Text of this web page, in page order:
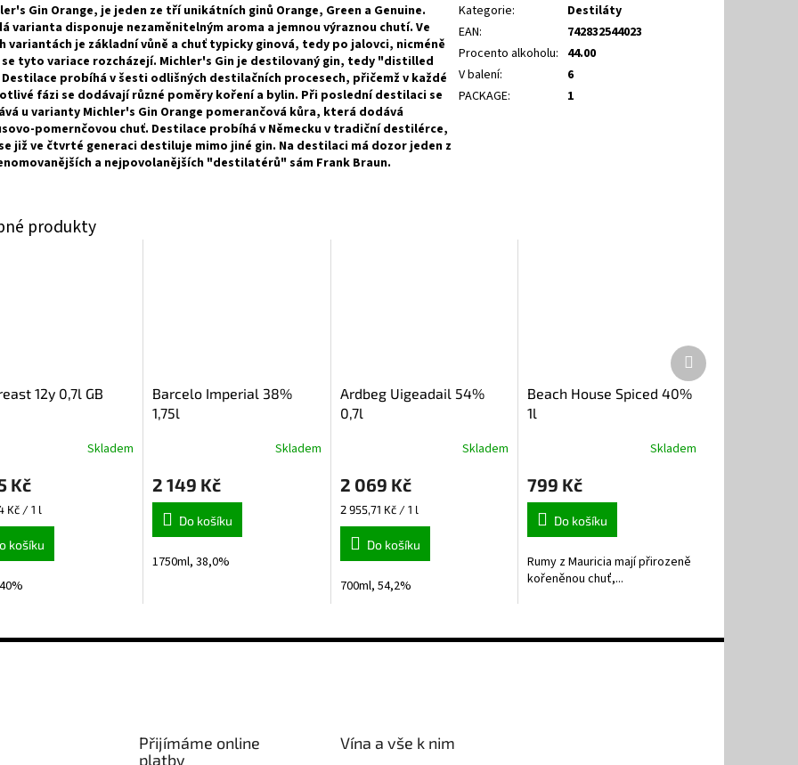
Gin Orange, je jeden ze tří unikátních ginů Orange, Green a Genuine.
varianta disponuje nezaměnitelným aroma a jemnou výraznou chutí. Ve
variantách je základní vůně a chuť typicky ginová, tedy po jalovci, nicméně
tyto variace rozcházejí. Michler's Gin je destilovaný gin, tedy "distilled
probíhá v šesti odlišných destilačních procesech, přičemž v každé
fázi se dodávají různé poměry koření a bylin. Při poslední destilaci se
u varianty Michler's Gin Orange pomerančová kůra, která dodává
pomernčovou chuť. Destilace probíhá v Německu v tradiční destilérce,
již ve čtvrté generaci destiluje mimo jiné gin. Na destilaci má dozor jeden z
a nejpovolanějších "destilatérů" sám Frank Braun.
Kategorie:
Destiláty
EAN:
742832544023
Procento alkoholu: 44.00
V balení:
6
PACKAGE: 1
12y 0,7l GB
Skladem
Kč
Kč / 1 l
košíku
Barcelo Imperial 38%
1,75l
Skladem
2 149 Kč
Do košíku
1750ml, 38,0%
Ardbeg Uigeadail 54%
0,7l
Skladem
2 069 Kč
Měrná
cena:
2 955,71 Kč / 1 l
Do košíku
700ml, 54,2%
Beach House Spiced 40%
1l
Skladem
799 Kč
Do košíku
Rumy z Mauricia mají přirozeně
kořeněnou chuť,...
Další
produkt
Přijímáme online
platby
Vína a vše k nim